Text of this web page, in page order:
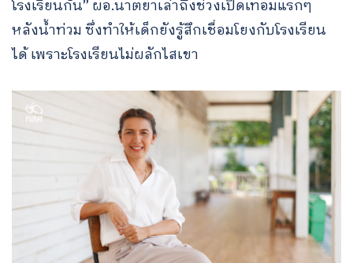
for:
โรงเรียนกัน” ผอ.นาตยาเล่าถึงช่วงเปิดเทอมแรกๆ
หลังน้ำท่วม ซึ่งทำให้เด็กยังรู้สึกเชื่อมโยงกับโรงเรียน
ได้ เพราะโรงเรียนไม่ผลักไสเขา